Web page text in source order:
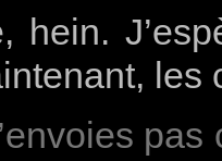
hein.
les